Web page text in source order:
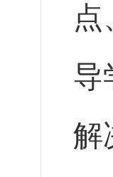
导
解